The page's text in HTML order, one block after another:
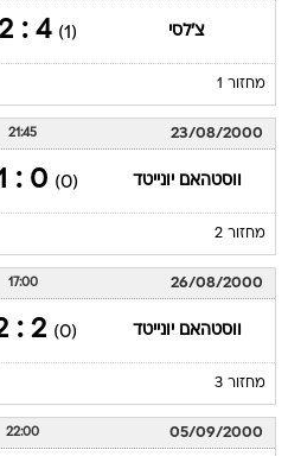
צ'לסי (1)
4 : 2
מחזור 1
23/08/2000
21:45
ווסטהאם יונייטד (0)
0 : 1
מחזור 2
26/08/2000
17:00
ווסטהאם יונייטד (0)
2 : 2
מחזור 3
05/09/2000
22:00